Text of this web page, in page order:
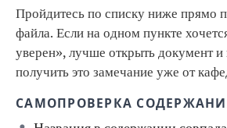
Пройдитесь по списку ниже прямо
файла. Если на одном пункте
уверен», лучше открыть документ
получить это замечание уже от
САМОПРОВЕРКА